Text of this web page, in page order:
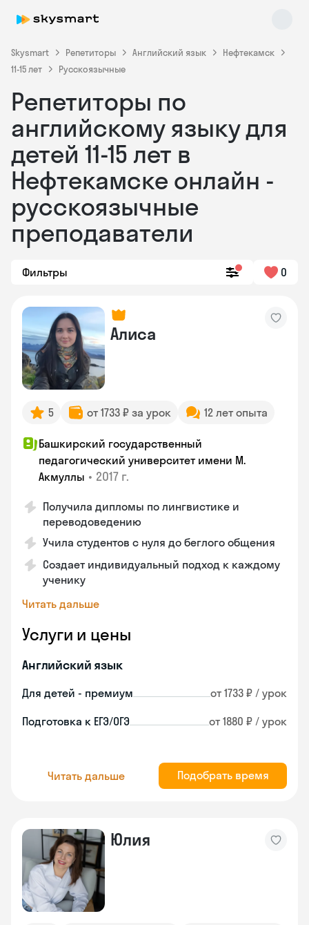
Skysmart Репетиторы Английский язык
Нефтекамск
11-15 лет
Русскоязычные
Репетиторы по
английскому языку для
детей 11-15 лет в
Нефтекамске онлайн -
русскоязычные
преподаватели
Фильтры 0
Алиса
5 от 1733 ₽ за урок 12 лет опыта
Башкирский государственный
педагогический университет имени М.
Акмуллы • 2017 г.
Получила дипломы по лингвистике и
переводоведению
Учила студентов с нуля до беглого общения
Создает индивидуальный подход к каждому
ученику
Читать дальше
Услуги и цены
Английский язык
Для детей - премиум от 1733 ₽ / урок
Подготовка к ЕГЭ/ОГЭ от 1880 ₽ / урок
Читать дальше Подобрать время
Юлия
Skysmart Chat
online